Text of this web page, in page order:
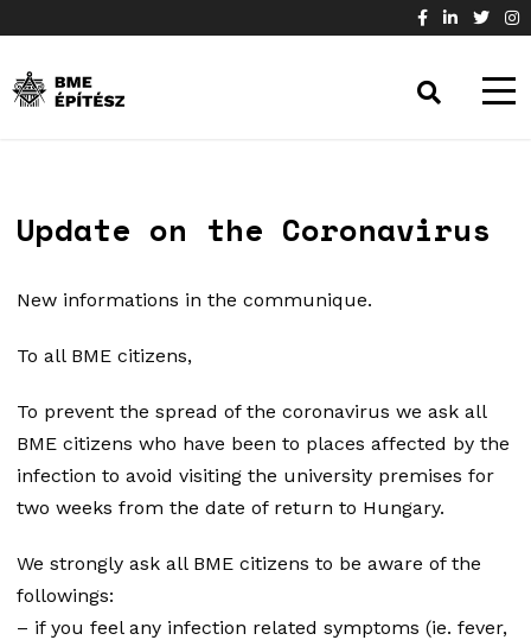
Update on the Coronavirus
New informations in the communique.
To all BME citizens,
To prevent the spread of the coronavirus we ask all
BME citizens who have been to places affected by the
infection to avoid visiting the university premises for
two weeks from the date of return to Hungary.
We strongly ask all BME citizens to be aware of the
followings:
– if you feel any infection related symptoms (ie. fever,